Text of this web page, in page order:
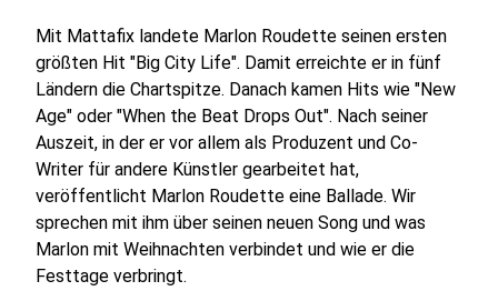
Mit Mattafix landete Marlon Roudette seinen ersten
größten Hit "Big City Life". Damit erreichte er in fünf
Ländern die Chartspitze. Danach kamen Hits wie "New
Age" oder "When the Beat Drops Out". Nach seiner
Auszeit, in der er vor allem als Produzent und Co-
Writer für andere Künstler gearbeitet hat,
veröffentlicht Marlon Roudette eine Ballade. Wir
sprechen mit ihm über seinen neuen Song und was
Marlon mit Weihnachten verbindet und wie er die
Festtage verbringt.